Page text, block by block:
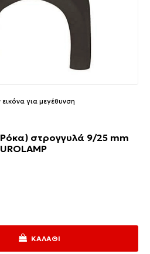
εικόνα για μεγέθυνση
στρογγυλά 9/25 mm
ΚΑΛΆΘΙ